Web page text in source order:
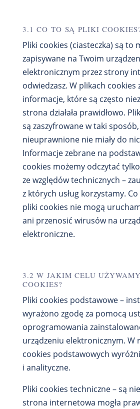
3.1 CO TO SĄ PLIKI
Pliki cookies (ciasteczka) są to
zapisywane na Twoim
elektronicznym przez strony
odwiedzasz. W plikach cookies
informacje, które są często
strona działała prawidłowo.
są zaszyfrowane w taki
nieuprawnione nie miały do
Informacje zebrane na
cookies możemy odczytać
ze względów technicznych –
z których usług korzystamy.
pliki cookies nie mogą
ani przenosić wirusów na
elektroniczne.
3.2 W JAKIM CELU
COOKIES?
Pliki cookies podstawowe –
wyrażono zgodę za pomocą
oprogramowania
urządzeniu elektronicznym. W
cookies podstawowych
i analityczne.
Pliki cookies techniczne – są
strona internetowa mogła